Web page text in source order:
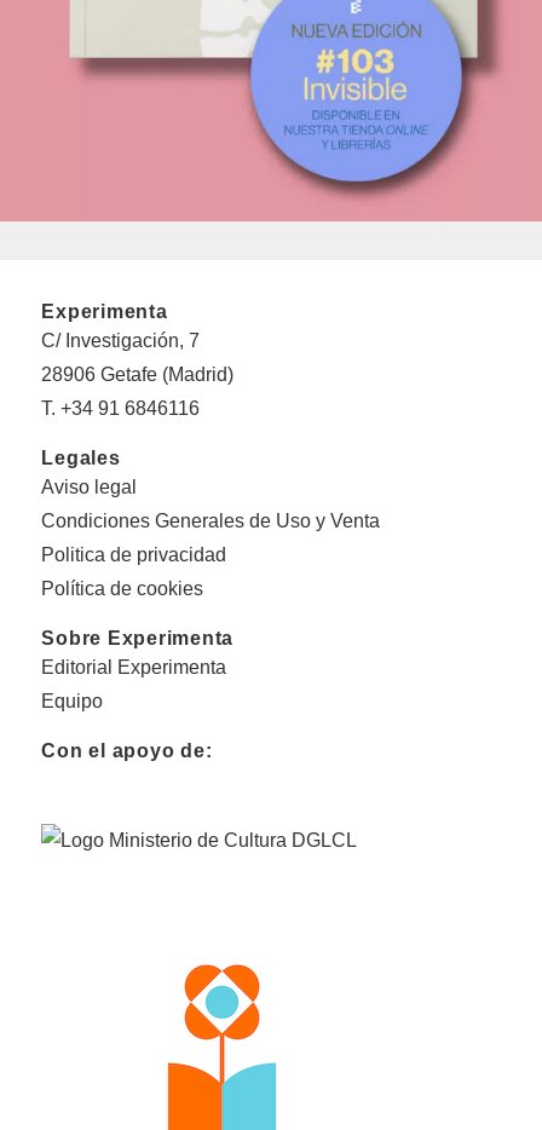
Experimenta
C/ Investigación, 7
28906 Getafe (Madrid)
T. +34 91 6846116
Legales
Aviso legal
Condiciones Generales de Uso y Venta
Politica de privacidad
Política de cookies
Sobre Experimenta
Editorial Experimenta
Equipo
Con el apoyo de: